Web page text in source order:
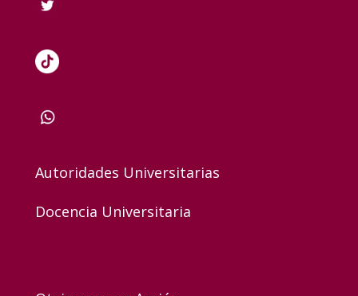
Autoridades Universitarias
Docencia Universitaria